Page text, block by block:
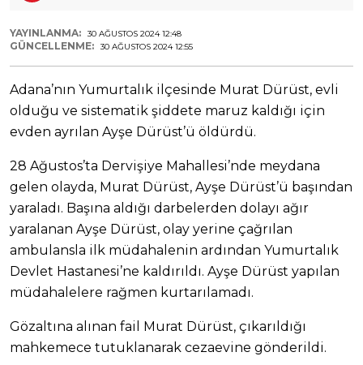
YAYINLANMA: 30 AĞUSTOS 2024 12:48
GÜNCELLENME: 30 AĞUSTOS 2024 12:55
Adana’nın Yumurtalık ilçesinde Murat Dürüst, evli
olduğu ve sistematik şiddete maruz kaldığı için
evden ayrılan Ayşe Dürüst’ü öldürdü.
28 Ağustos’ta Dervişiye Mahallesi’nde meydana
gelen olayda, Murat Dürüst, Ayşe Dürüst’ü başından
yaraladı. Başına aldığı darbelerden dolayı ağır
yaralanan Ayşe Dürüst, olay yerine çağrılan
ambulansla ilk müdahalenin ardından Yumurtalık
Devlet Hastanesi’ne kaldırıldı. Ayşe Dürüst yapılan
müdahalelere rağmen kurtarılamadı.
Gözaltına alınan fail Murat Dürüst, çıkarıldığı
mahkemece tutuklanarak cezaevine gönderildi.